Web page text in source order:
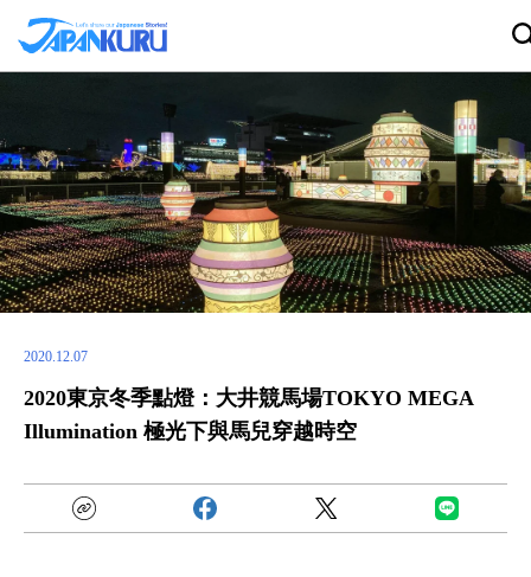
2020.12.07
2020東京冬季點燈：大井競馬場TOKYO MEGA
Illumination 極光下與馬兒穿越時空